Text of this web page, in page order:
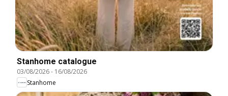
Stanhome catalogue
03/08/2026- 16/08/2026
Stanhome